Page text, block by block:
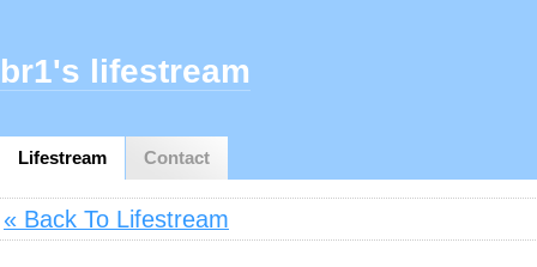
Lifestream Contact
br1's lifestream
« Back To Lifestream